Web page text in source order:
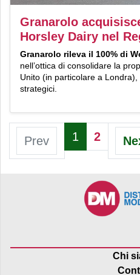
Granarolo
Horsley Dairy nel
Granarolo rileva il 100% di
nell’ottica di consolidare la
Unito (in particolare a
strategici.
Prev 1 2
Chi